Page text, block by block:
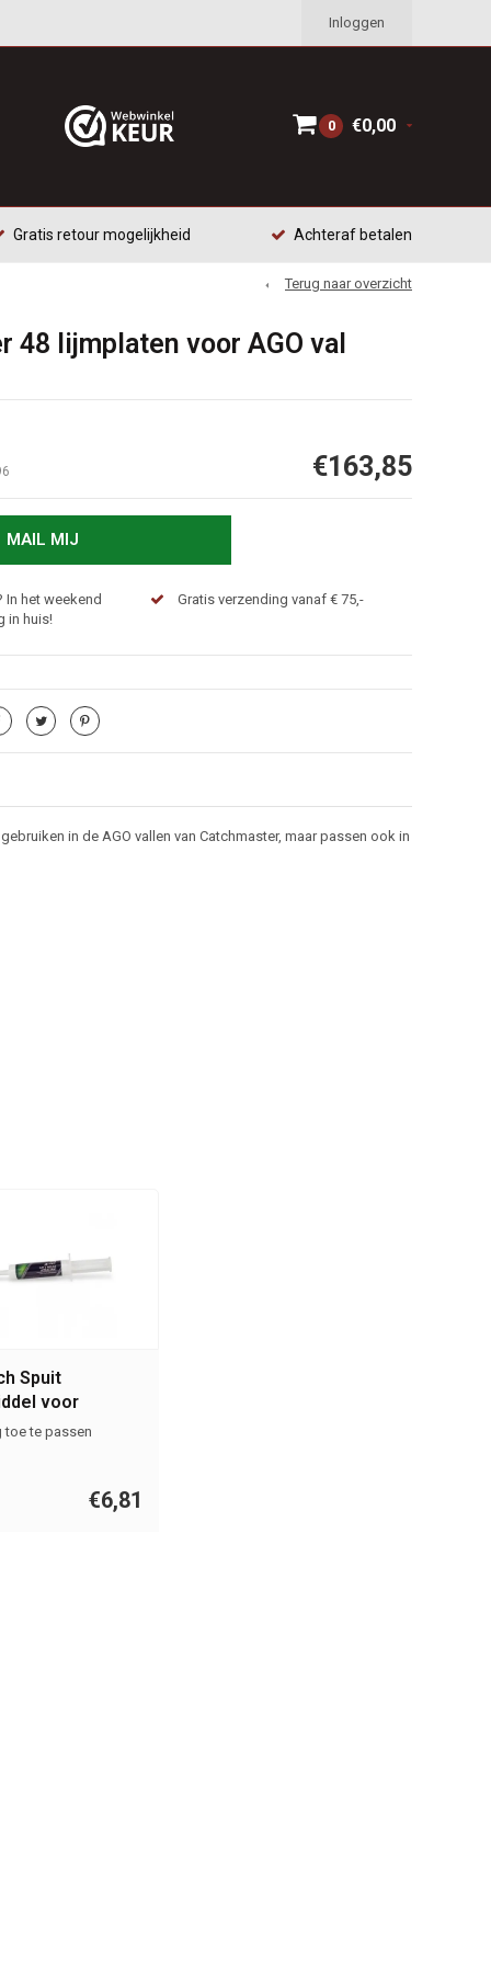
Inloggen
0 €0,00
Gratis retour mogelijkheid Achteraf betalen
Terug naar overzicht
48 lijmplaten voor AGO val
€163,85
MAIL MIJ
In het weekend
in huis!
Gratis verzending vanaf € 75,-
in de AGO vallen van Catchmaster, maar passen ook in
Spuit
voor
en ratten
toe te passen
€6,81